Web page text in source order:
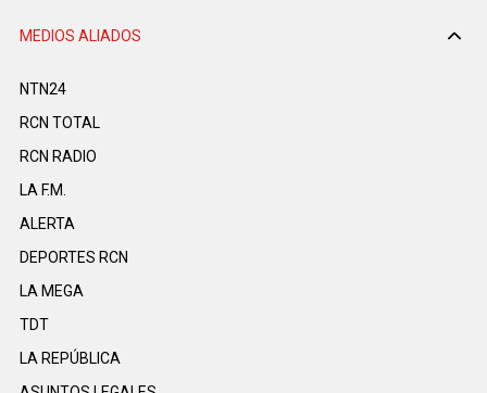
MEDIOS ALIADOS
NTN24
RCN TOTAL
RCN RADIO
LA F.M.
ALERTA
DEPORTES RCN
LA MEGA
TDT
LA REPÚBLICA